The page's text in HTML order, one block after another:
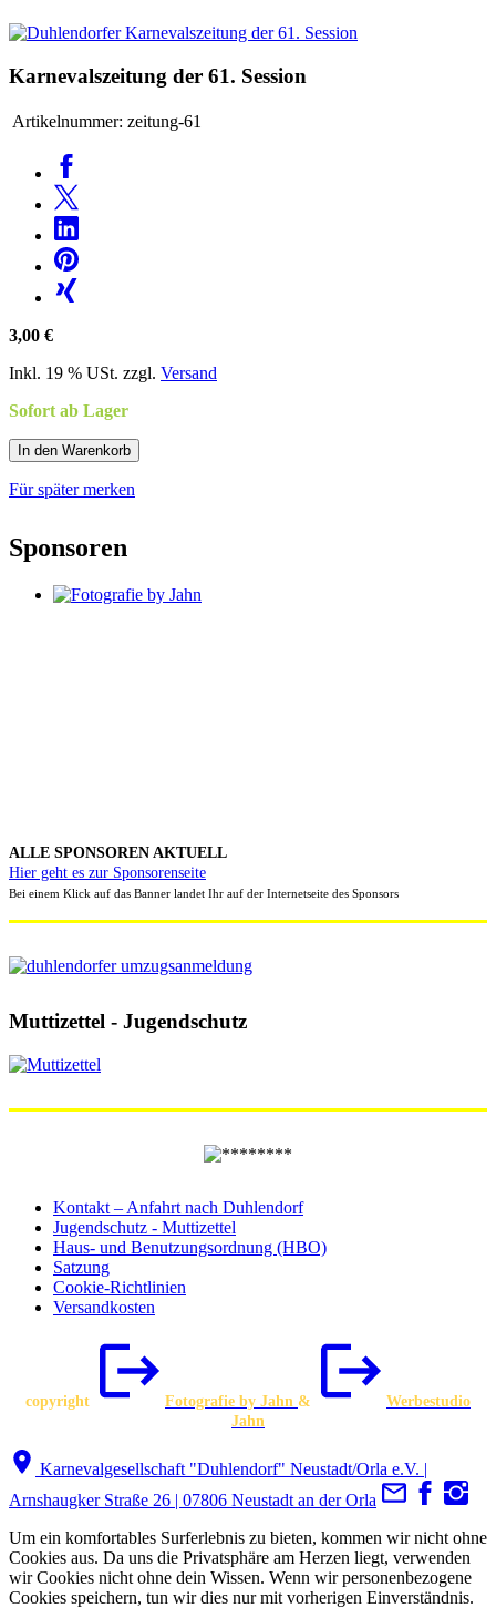
Karnevalszeitung der 61. Session
Artikelnummer: zeitung-61
3,00 €
Inkl. 19 % USt. zzgl. Versand
Sofort ab Lager
In den Warenkorb
Für später merken
Sponsoren
ALLE SPONSOREN AKTUELL
Hier geht es zur Sponsorenseite
Bei einem Klick auf das Banner landet Ihr auf der Internetseite des Sponsors
Muttizettel - Jugendschutz
Kontakt – Anfahrt nach Duhlendorf
Jugendschutz - Muttizettel
Haus- und Benutzungsordnung (HBO)
Satzung
Cookie-Richtlinien
Versandkosten
copyright Fotografie by Jahn &
Werbestudio
Jahn
Karnevalgesellschaft "Duhlendorf" Neustadt/Orla e.V. |
Arnshaugker Straße 26 | 07806 Neustadt an der Orla
Um ein komfortables Surferlebnis zu bieten, kommen wir nicht ohne
Cookies aus. Da uns die Privatsphäre am Herzen liegt, verwenden
wir Cookies nicht ohne dein Wissen. Wenn wir personenbezogene
Cookies speichern, tun wir dies nur mit vorherigen Einverständnis.